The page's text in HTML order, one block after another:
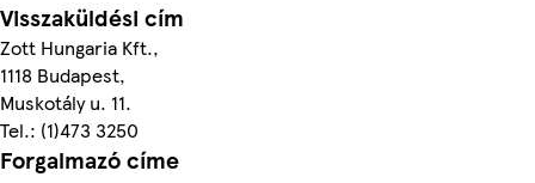
Visszaküldési cím
Zott Hungaria Kft.,
1118 Budapest,
Muskotály u. 11.
Tel.: (1)473 3250
Forgalmazó címe